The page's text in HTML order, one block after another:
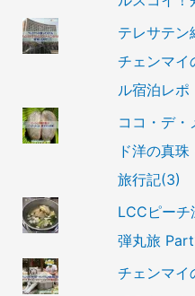
テレサテン
チェンマイ
ル宿泊レポ
ココ・デ
ド洋の真
旅行記(3)
LCCピー
弾丸旅
チェンマイ